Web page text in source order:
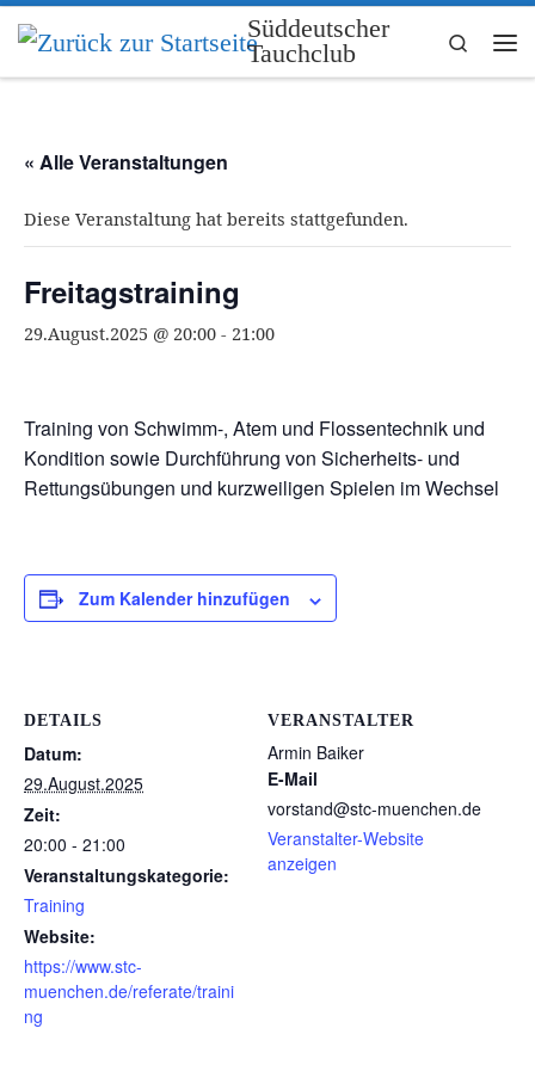
Zum Inhalt springen
Süddeutscher
Tauchclub
Search
« Alle Veranstaltungen
Diese Veranstaltung hat bereits stattgefunden.
Freitagstraining
29.August.2025 @ 20:00 - 21:00
Training von Schwimm-, Atem und Flossentechnik und
Kondition sowie Durchführung von Sicherheits- und
Rettungsübungen und kurzweiligen Spielen im Wechsel
Zum Kalender hinzufügen
DETAILS
Datum:
29.August.2025
Zeit:
20:00 - 21:00
Veranstaltungskategorie:
Training
Website:
https://www.stc-
muenchen.de/referate/traini
ng
VERANSTALTER
Armin Baiker
E-Mail
vorstand@stc-muenchen.de
Veranstalter-Website
anzeigen